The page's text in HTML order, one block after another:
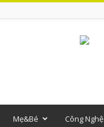
Mẹ&Bé Công Nghệ